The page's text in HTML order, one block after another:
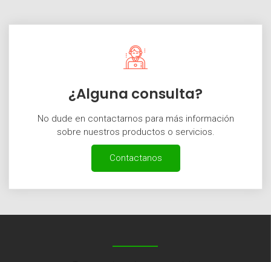
¿Alguna consulta?
No dude en contactarnos para más información
sobre nuestros productos o servicios.
Contactanos